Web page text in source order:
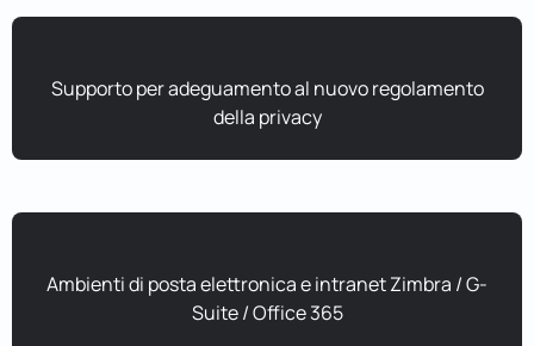
Supporto per adeguamento al nuovo regolamento
della privacy
Ambienti di posta elettronica e intranet Zimbra / G-
Suite / Office 365